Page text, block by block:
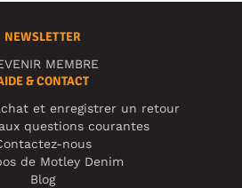
NEWSLETTER
MEMBRE
& CONTACT
et enregistrer un retour
questions courantes
nous
de Motley Denim
Blog